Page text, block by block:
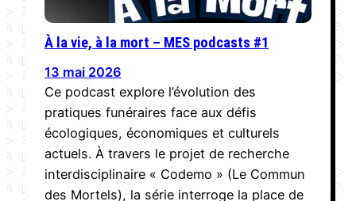
À la vie, à la mort – MES podcasts #1
13 mai 2026
Ce podcast explore l’évolution des
pratiques funéraires face aux défis
écologiques, économiques et culturels
actuels. À travers le projet de recherche
interdisciplinaire « Codemo » (Le Commun
des Mortels), la série interroge la place de